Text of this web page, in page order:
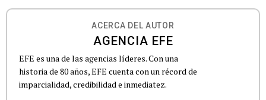
ACERCA DEL AUTOR
AGENCIA EFE
EFE es una de las agencias líderes. Con una
historia de 80 años, EFE cuenta con un récord de
imparcialidad, credibilidad e inmediatez.